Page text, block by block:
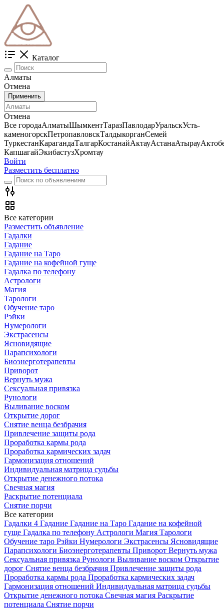
Каталог
Алматы
Отмена
Применить
Отмена
Все городаАлматыШымкентТаразПавлодарУральскУсть-
каменогорскПетропавловскТалдыкорганСемей
ТуркестанКарагандаТалгарКостанайАктауАстанаАтырау
КапшагайЭкибастузХромтау
Войти
Разместить бесплатно
Все категории
Разместить объявление
Гадалки
Гадание
Гадание на Таро
Гадание на кофейной гуще
Гадалка по телефону
Астрологи
Магия
Тарологи
Обучение таро
Рэйки
Нумерологи
Экстрасенсы
Ясновидящие
Парапсихологи
Биоэнерготерапевты
Приворот
Вернуть мужа
Сексуальная привязка
Рунологи
Выливание воском
Открытие дорог
Снятие венца безбрачия
Привлечение защиты рода
Проработка кармы рода
Проработка кармических задач
Гармонизация отношений
Индивидуальная матрица судьбы
Открытие денежного потока
Свечная магия
Раскрытие потенциала
Снятие порчи
Все категории
Гадалки 4 Гадание Гадание на Таро Гадание на кофейной
гуще Гадалка по телефону Астрологи Магия Тарологи
Обучение таро Рэйки Нумерологи Экстрасенсы Ясновидящие
Парапсихологи Биоэнерготерапевты Приворот Вернуть мужа
Сексуальная привязка Рунологи Выливание воском Открытие
дорог Снятие венца безбрачия Привлечение защиты рода
Проработка кармы рода Проработка кармических задач
Гармонизация отношений Индивидуальная матрица судьбы
Открытие денежного потока Свечная магия Раскрытие
потенциала Снятие порчи